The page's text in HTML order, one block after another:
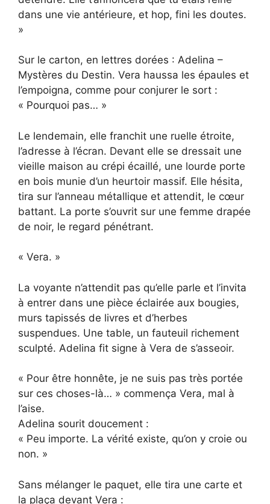
dans une vie antérieure, et hop, fini les doutes.
»
Sur le carton, en lettres dorées : Adelina –
Mystères du Destin. Vera haussa les épaules et
l’empoigna, comme pour conjurer le sort :
« Pourquoi pas… »
Le lendemain, elle franchit une ruelle étroite,
l’adresse à l’écran. Devant elle se dressait une
vieille maison au crépi écaillé, une lourde porte
en bois munie d’un heurtoir massif. Elle hésita,
tira sur l’anneau métallique et attendit, le cœur
battant. La porte s’ouvrit sur une femme drapée
de noir, le regard pénétrant.
« Vera. »
La voyante n’attendit pas qu’elle parle et l’invita
à entrer dans une pièce éclairée aux bougies,
murs tapissés de livres et d’herbes
suspendues. Une table, un fauteuil richement
sculpté. Adelina fit signe à Vera de s’asseoir.
« Pour être honnête, je ne suis pas très portée
sur ces choses-là… » commença Vera, mal à
l’aise.
Adelina sourit doucement :
« Peu importe. La vérité existe, qu’on y croie ou
non. »
Sans mélanger le paquet, elle tira une carte et
la plaça devant Vera :